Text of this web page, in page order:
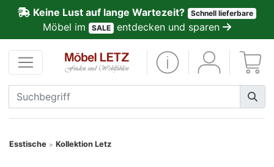
Keine Lust auf lange Wartezeit? Schnell lieferbare
Möbel im SALE entdecken und sparen
Esstische > Kollektion Letz
Kundenmeinungen
Anmelden
PREMIUM
Schnell